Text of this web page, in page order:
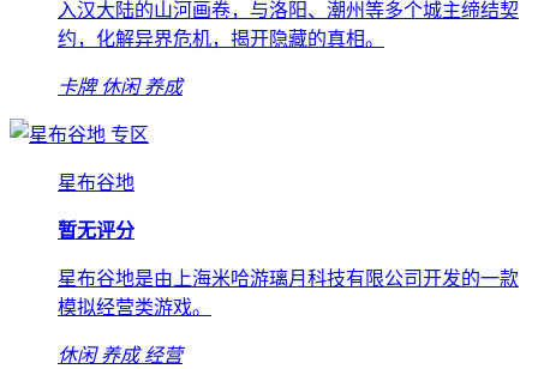
入汉大陆的山河画卷，与洛阳、潮州等多个城主缔结契
约，化解异界危机，揭开隐藏的真相。
卡牌 休闲 养成
专区
星布谷地
暂无评分
星布谷地是由上海米哈游璃月科技有限公司开发的一款
模拟经营类游戏。
休闲 养成 经营